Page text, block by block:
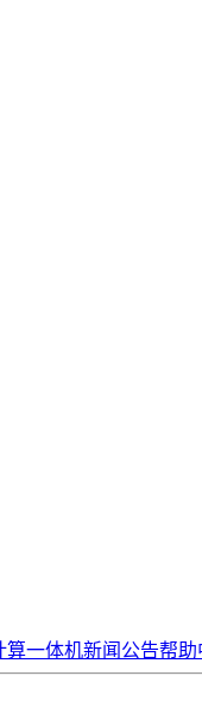
算一体机新闻公告帮助